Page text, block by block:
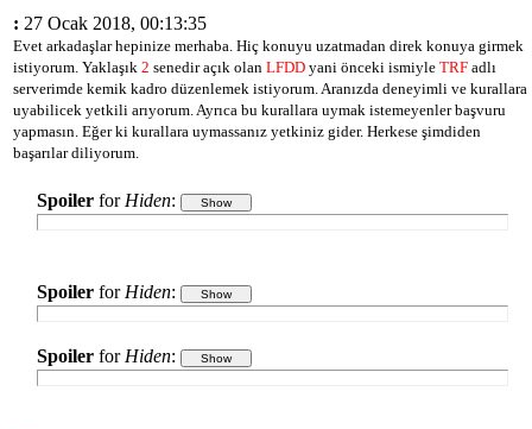
: 27 Ocak 2018, 00:13:35
Evet arkadaşlar hepinize merhaba. Hiç konuyu uzatmadan direk konuya girmek
istiyorum. Yaklaşık 2 senedir açık olan LFDD yani önceki ismiyle TRF adlı
serverimde kemik kadro düzenlemek istiyorum. Aranızda deneyimli ve kurallara
uyabilicek yetkili arıyorum. Ayrıca bu kurallara uymak istemeyenler başvuru
yapmasın. Eğer ki kurallara uymassanız yetkiniz gider. Herkese şimdiden
başarılar diliyorum.
Spoiler for Hiden:
Spoiler for Hiden:
Spoiler for Hiden: